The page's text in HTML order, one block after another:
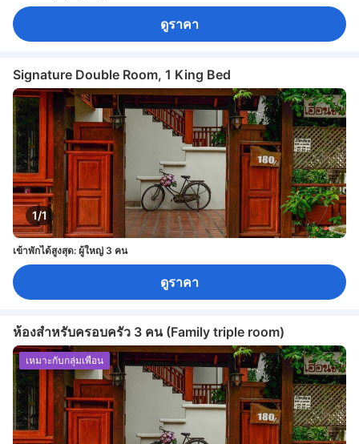
ดูราคา
Signature Double Room, 1 King Bed
1/1
เข้าพักได้สูงสุด: ผู้ใหญ่ 3 คน
ดูราคา
ห้องสำหรับครอบครัว 3 คน (Family triple room)
เหมาะกับกลุ่มเพื่อน